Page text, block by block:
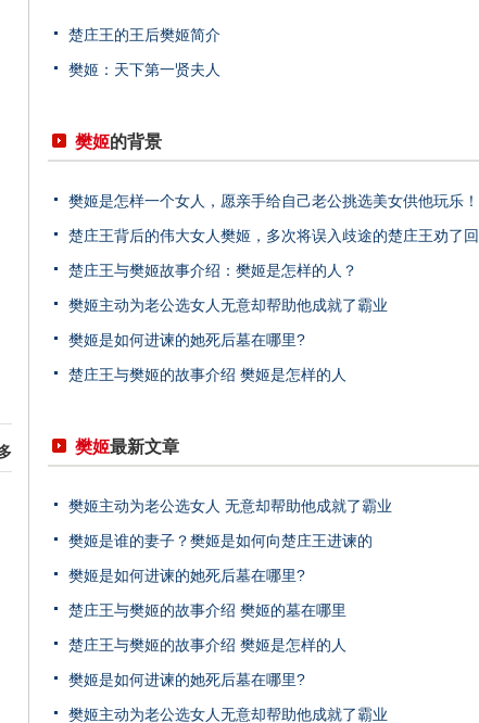
楚庄王的王后樊姬简介
樊姬：天下第一贤夫人
樊姬的背景
樊姬是怎样一个女人，愿亲手给自己老公挑选美女供他玩乐！
楚庄王背后的伟大女人樊姬，多次将误入歧途的楚庄王劝了
楚庄王与樊姬故事介绍：樊姬是怎样的人？
樊姬主动为老公选女人无意却帮助他成就了霸业
樊姬是如何进谏的她死后墓在哪里?
楚庄王与樊姬的故事介绍 樊姬是怎样的人
樊姬最新文章
樊姬主动为老公选女人 无意却帮助他成就了霸业
樊姬是谁的妻子？樊姬是如何向楚庄王进谏的
樊姬是如何进谏的她死后墓在哪里?
楚庄王与樊姬的故事介绍 樊姬的墓在哪里
楚庄王与樊姬的故事介绍 樊姬是怎样的人
樊姬是如何进谏的她死后墓在哪里?
樊姬主动为老公选女人无意却帮助他成就了霸业